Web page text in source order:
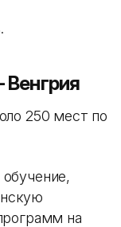
250 мест по
на